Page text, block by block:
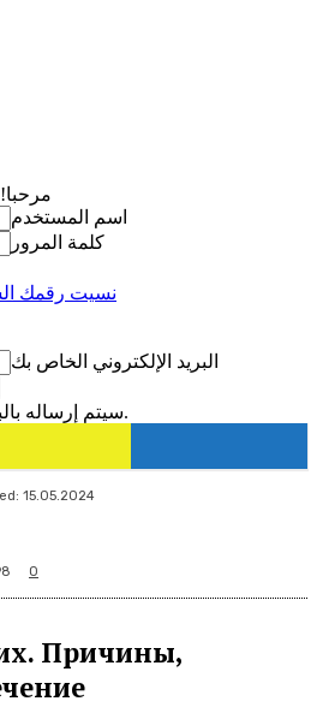
اسم المستخدم
كلمة المرور
نسيت رقمك
البريد الإلكتروني الخاص بك
سيتم إرساله بالبريد الالكتروني كلمة سر لك.
15.05.2024
0
Причины,